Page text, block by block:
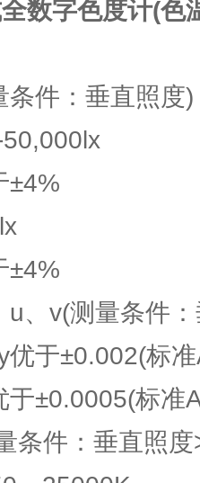
数字色度计(色
条件：垂直照度)
±4%
±4%
u、v(测量条件
优于±0.002(标
于±0.0005(标准
条件：垂直照度